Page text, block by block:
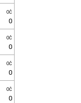
OČ
0
OČ
0
OČ
0
OČ
0